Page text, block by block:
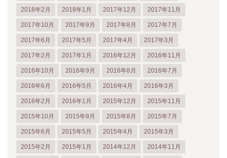
2018年2月 2018年1月 2017年12月 2017年11月
2017年10月 2017年9月 2017年8月 2017年7月
2017年6月 2017年5月 2017年4月 2017年3月
2017年2月 2017年1月 2016年12月 2016年11月
2016年10月 2016年9月 2016年8月 2016年7月
2016年6月 2016年5月 2016年4月 2016年3月
2016年2月 2016年1月 2015年12月 2015年11月
2015年10月 2015年9月 2015年8月 2015年7月
2015年6月 2015年5月 2015年4月 2015年3月
2015年2月 2015年1月 2014年12月 2014年11月